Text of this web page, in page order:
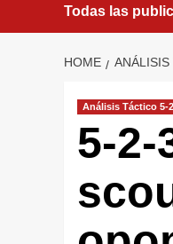
Todas las
HOME
Análisis Táctico 5-
5-